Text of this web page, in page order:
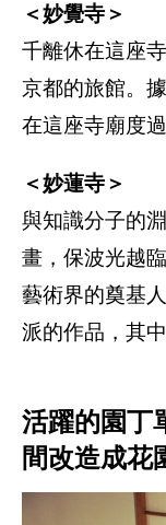
＜妙覺寺＞
千離休在這座
京都的旅館。
在這座寺廟度過
＜妙蓮寺＞
與知識分子的
畫，保波光越
藝術界的奠基
派的作品，其
活躍的園丁
間改造成花